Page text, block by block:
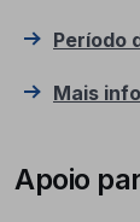
Período
Mais
Apoio